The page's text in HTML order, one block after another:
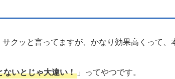
サクッと言ってますが、かなり効果高くって、
ないとじゃ大違い！ 」ってやつです。